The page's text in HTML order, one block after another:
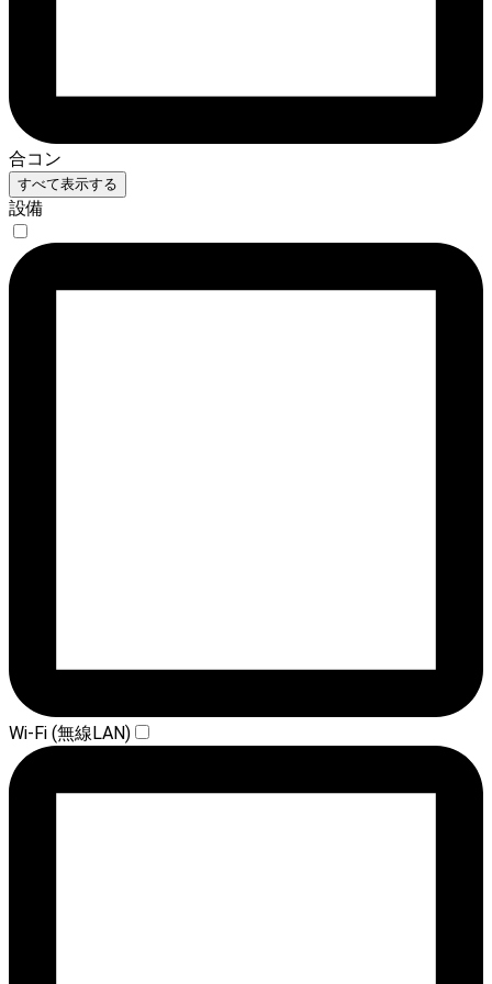
合コン
すべて表示する
設備
Wi-Fi (無線LAN)